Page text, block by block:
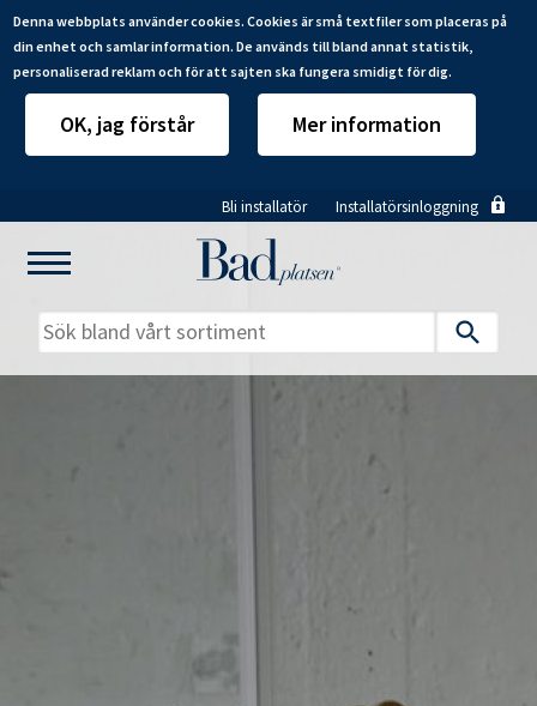
Denna webbplats använder cookies. Cookies är små textfiler som placeras på
din enhet och samlar information. De används till bland annat statistik,
personaliserad reklam och för att sajten ska fungera smidigt för dig.
OK, jag förstår Mer information
till
huvudinnehåll
Bli installatör Installatörsinloggning